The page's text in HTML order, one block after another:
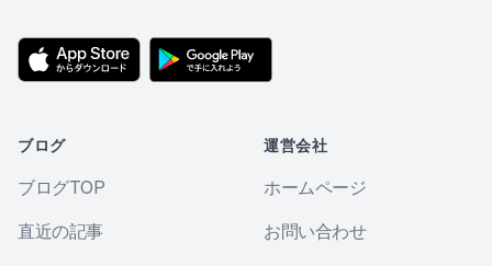
ブログ
ブログTOP
直近の記事
運営会社
ホームページ
お問い合わせ